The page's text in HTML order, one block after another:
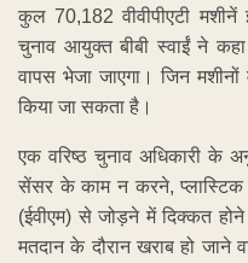
कुल 70,182 वीवीपीएटी
चुनाव आयुक्त बीबी स्वाईं ने
वापस भेजा जाएगा। जिन
किया जा सकता है।
एक वरिष्ठ चुनाव अधिकारी के
सेंसर के काम न करने, प्लास्टिक
(ईवीएम) से जोड़ने में दिक्कत
मतदान के दौरान खराब हो जाने